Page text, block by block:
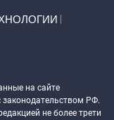
на сайте
законодательством РФ.
не более трети